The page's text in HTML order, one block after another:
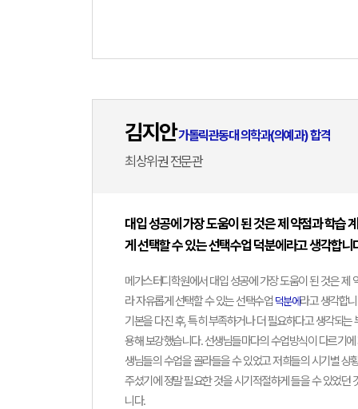
김지안가톨릭관동대 의학과(의예과) 합격
최상위권 전문관
대입 성공에 가장 도움이 된 것은 제 약점과 학습
게 선택할 수 있는 선택수업 덕분에라고 생각합니
메가스터디학원에서 대입 성공에 가장 도움이 된 것은 제
라 자유롭게 선택할 수 있는 선택수업 덕분에라고 생각합
기본을 다진 후, 특히 부족하거나 더 필요하다고 생각되는
용해 보강했습니다. 선생님들마다의 수업방식이 다르기
생님들의 수업을 골라들을 수 있었고 저희들의 시기별 상
주셨기에 정말 필요한 것을 시기적절하게 들을 수 있었던
니다.